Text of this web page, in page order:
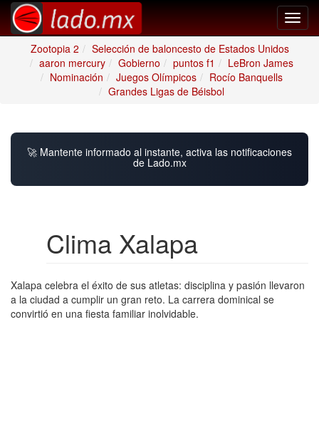
Zootopia 2
Selección de baloncesto de Estados Unidos
aaron mercury
Gobierno puntos f1
LeBron James
Nominación
Juegos Olímpicos
Rocío Banquells
Grandes Ligas de Béisbol
🚀 Mantente informado al instante, activa las notificaciones
de Lado.mx
Clima Xalapa
Xalapa celebra el éxito de sus atletas: disciplina y pasión llevaron
a la ciudad a cumplir un gran reto. La carrera dominical se
convirtió en una fiesta familiar inolvidable.